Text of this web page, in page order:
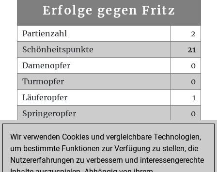
Erfolge gegen Fritz
Partienzahl
2
Schönheitspunkte
21
Damenopfer
0
Turmopfer
0
Läuferopfer
1
Springeropfer
0
Matt auf vollem Brett
0
Bauer setzt Matt
0
Wir verwenden Cookies und vergleichbare Technologien,
um bestimmte Funktionen zur Verfügung zu stellen, die
Nutzererfahrungen zu verbessern und interessengerechte